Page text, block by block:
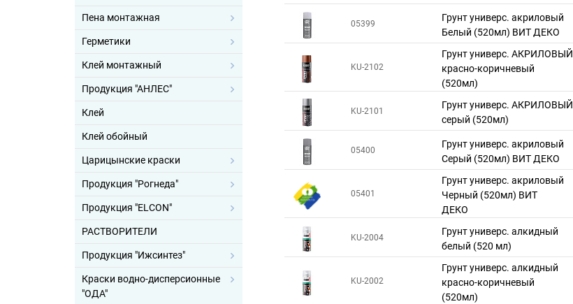
Пена монтажная
Герметики
Клей монтажный
Продукция "АНЛЕС"
Клей
Клей обойный
Царицынские краски
Продукция "Рогнеда"
Продукция "ELCON"
РАСТВОРИТЕЛИ
Продукция "Ижсинтез"
Краски водно-дисперсионные
"ОДА"
05399
Грунт универс. акриловый
Белый (520мл) ВИТ ДЕКО
KU-2102
Грунт универс. АКРИЛОВЫЙ
красно-коричневый
(520мл)
KU-2101
Грунт универс. АКРИЛОВЫЙ
серый (520мл)
05400
Грунт универс. акриловый
Серый (520мл) ВИТ ДЕКО
05401
Грунт универс. акриловый
Черный (520мл) ВИТ
ДЕКО
KU-2004
Грунт универс. алкидный
белый (520 мл)
KU-2002
Грунт универс. алкидный
красно-коричневый
(520мл)